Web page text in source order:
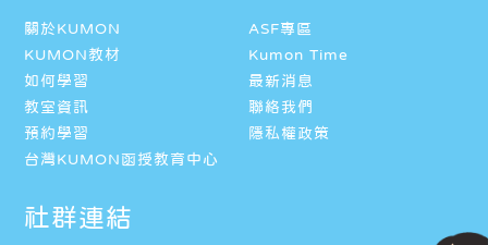
關於KUMON
ASF專區
KUMON教材
Kumon Time
如何學習
最新消息
教室資訊
聯絡我們
預約學習
隱私權政策
台灣KUMON函授教育中心
社群連結